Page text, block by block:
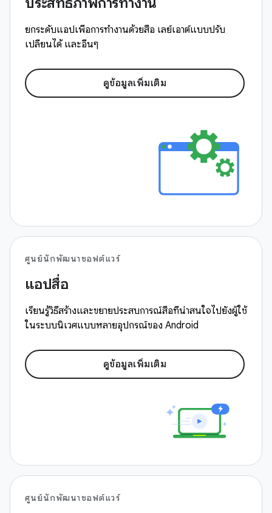
ยกระดับแอปเพื่อการทำงานด้วยสื่อ เลย์เอาต์แบบปรับ
เปลี่ยนได้ และอื่นๆ
ดูข้อมูลเพิ่มเติม
ศูนย์นักพัฒนาซอฟต์แวร์
แอปสื่อ
เรียนรู้วิธีสร้างและขยายประสบการณ์สื่อที่น่าสนใจไปยังผู้ใช้
ในระบบนิเวศแบบหลายอุปกรณ์ของ Android
ดูข้อมูลเพิ่มเติม
ศูนย์นักพัฒนาซอฟต์แวร์